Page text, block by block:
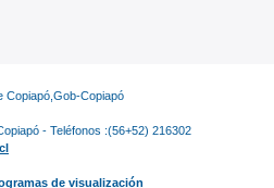
Copiapó,Gob-Copiapó
- Teléfonos :(56+52) 216302
de visualización